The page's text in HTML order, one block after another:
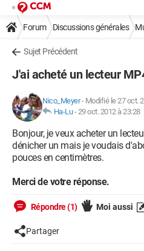
Forum Discussions générales
Sujet Précédent
J'ai acheté un lecteur
Nico_Meyer- Modifié le 27 oct.
Ha-Lu-29 oct. 2012 à 23:28
Bonjour, je veux acheter un
dénicher un mais je voudais
pouces en centimètres.
Merci de votre réponse.
Répondre (1) Moi aussi
Partager